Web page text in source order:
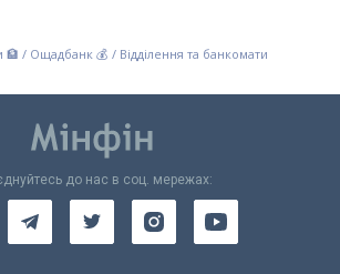
🏦 / Ощадбанк 💰 / Відділення та банкомати
до нас в соц. мережах: